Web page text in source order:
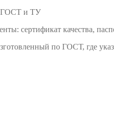
ГОСТ и ТУ
сертификат качества,
по ГОСТ, где